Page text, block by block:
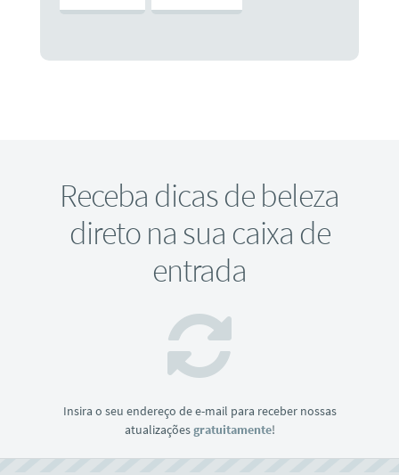
Receba dicas de beleza
direto na sua caixa de
entrada
Insira o seu endereço de e-mail para receber nossas
atualizaçõesgratuitamente!